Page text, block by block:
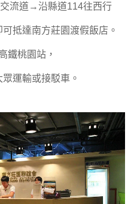
流道→沿縣道114往西行
抵達南方莊園渡假飯店。
鐵桃園站，
運輸或接駁車。